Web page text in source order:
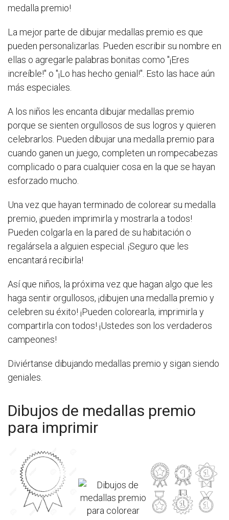
medalla premio!
La mejor parte de dibujar medallas premio es que
pueden personalizarlas. Pueden escribir su nombre en
ellas o agregarle palabras bonitas como "¡Eres
increíble!" o "¡Lo has hecho genial!". Esto las hace aún
más especiales.
A los niños les encanta dibujar medallas premio
porque se sienten orgullosos de sus logros y quieren
celebrarlos. Pueden dibujar una medalla premio para
cuando ganen un juego, completen un rompecabezas
complicado o para cualquier cosa en la que se hayan
esforzado mucho.
Una vez que hayan terminado de colorear su medalla
premio, ¡pueden imprimirla y mostrarla a todos!
Pueden colgarla en la pared de su habitación o
regalársela a alguien especial. ¡Seguro que les
encantará recibirla!
Así que niños, la próxima vez que hagan algo que les
haga sentir orgullosos, ¡dibujen una medalla premio y
celebren su éxito! ¡Pueden colorearla, imprimirla y
compartirla con todos! ¡Ustedes son los verdaderos
campeones!
Diviértanse dibujando medallas premio y sigan siendo
geniales.
Dibujos de medallas premio
para imprimir